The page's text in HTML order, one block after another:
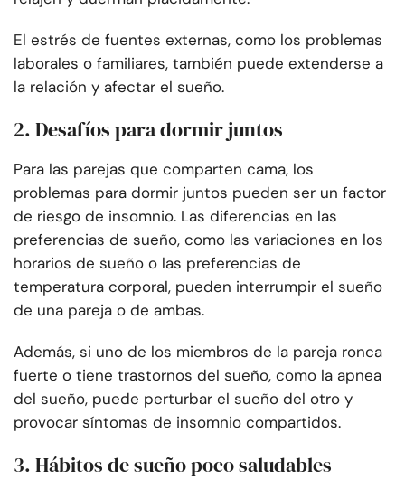
El estrés de fuentes externas, como los problemas
laborales o familiares, también puede extenderse a
la relación y afectar el sueño.
2. Desafíos para dormir juntos
Para las parejas que comparten cama, los
problemas para dormir juntos pueden ser un factor
de riesgo de insomnio. Las diferencias en las
preferencias de sueño, como las variaciones en los
horarios de sueño o las preferencias de
temperatura corporal, pueden interrumpir el sueño
de una pareja o de ambas.
Además, si uno de los miembros de la pareja ronca
fuerte o tiene trastornos del sueño, como la apnea
del sueño, puede perturbar el sueño del otro y
provocar síntomas de insomnio compartidos.
3. Hábitos de sueño poco saludables